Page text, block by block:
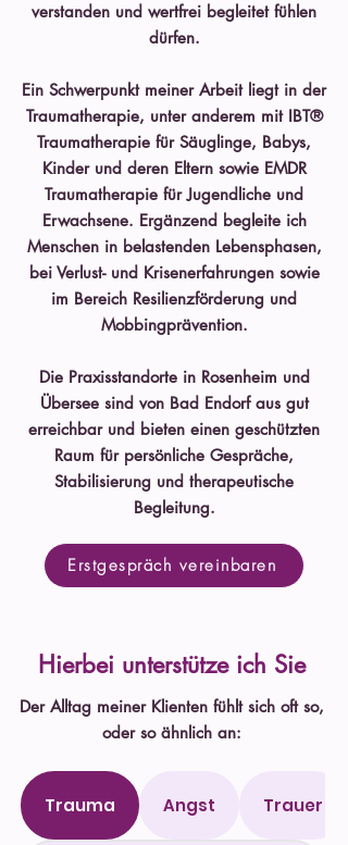
verstanden und wertfrei begleitet fühlen
dürfen.
Ein Schwerpunkt meiner Arbeit liegt in der
Traumatherapie, unter anderem mit IBT®
Traumatherapie für Säuglinge, Babys,
Kinder und deren Eltern sowie EMDR
Traumatherapie für Jugendliche und
Erwachsene. Ergänzend begleite ich
Menschen in belastenden Lebensphasen,
bei Verlust- und Krisenerfahrungen sowie
im Bereich Resilienzförderung und
Mobbingprävention.
Die Praxisstandorte in Rosenheim und
Übersee sind von Bad Endorf aus gut
erreichbar und bieten einen geschützten
Raum für persönliche Gespräche,
Stabilisierung und therapeutische
Begleitung.
Erstgespräch vereinbaren
Hierbei unterstütze ich Sie
Der Alltag meiner Klienten fühlt sich oft so,
oder so ähnlich an:
Trauma Angst Trauer